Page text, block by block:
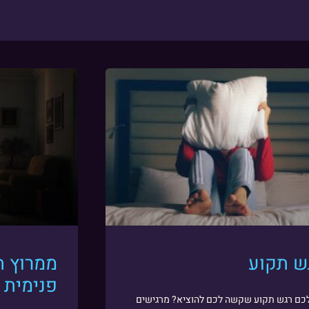
תקוע
רגש תקוע שקשה לכם להוציא? מרגישים
ממרוץ
פנימית